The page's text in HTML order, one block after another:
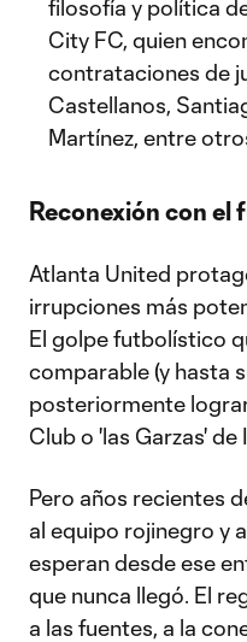
filosofía y política
City FC, quien
contrataciones de
Castellanos,
Martínez, entre
Reconexión con el
Atlanta United
irrupciones más
El golpe futbolístico
comparable (y hasta
posteriormente
Club o 'las Garzas' de
Pero años recientes
al equipo rojinegro y
esperan desde ese
que nunca llegó. El
a las fuentes, a la